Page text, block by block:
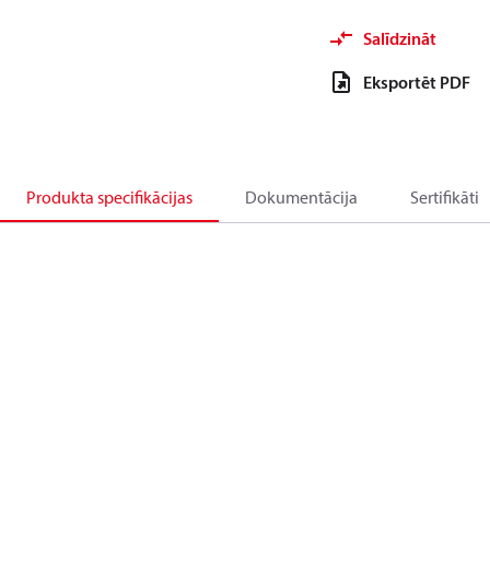
Salīdzināt
Eksportēt PDF
Produkta specifikācijas Dokumentācija Sertifikāti